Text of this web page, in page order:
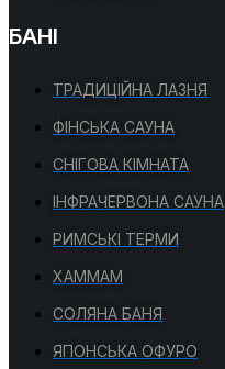
БАНІ
ТРАДИЦІЙНА ЛАЗНЯ
ФІНСЬКА САУНА
СНІГОВА КІМНАТА
ІНФРАЧЕРВОНА САУНА
РИМСЬКІ ТЕРМИ
ХАММАМ
СОЛЯНА БАНЯ
ЯПОНСЬКА ОФУРО